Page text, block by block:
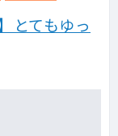
とてもゆっ